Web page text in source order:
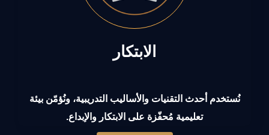
الابتكار
نُستخدم أحدث التقنيات والأساليب التدريبية، ونُؤمّن بيئة
تعليمية مُحفّزة على الابتكار والإبداع.